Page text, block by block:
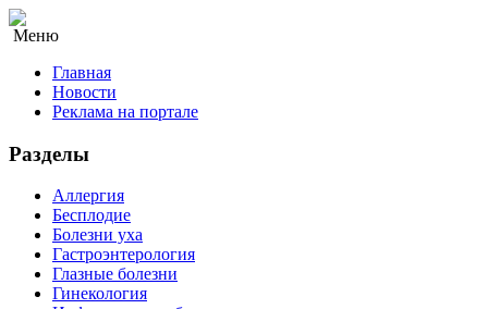
Меню
Главная
Новости
Реклама на портале
Разделы
Аллергия
Бесплодие
Болезни уха
Гастроэнтерология
Глазные болезни
Гинекология